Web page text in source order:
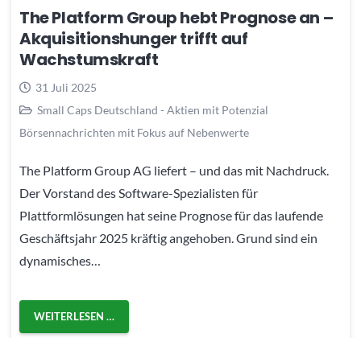
The Platform Group hebt Prognose an –
Akquisitionshunger trifft auf
Wachstumskraft
31 Juli 2025
Small Caps Deutschland - Aktien mit Potenzial
Börsennachrichten mit Fokus auf Nebenwerte
The Platform Group AG liefert – und das mit Nachdruck.
Der Vorstand des Software-Spezialisten für
Plattformlösungen hat seine Prognose für das laufende
Geschäftsjahr 2025 kräftig angehoben. Grund sind ein
dynamisches…
WEITERLESEN …